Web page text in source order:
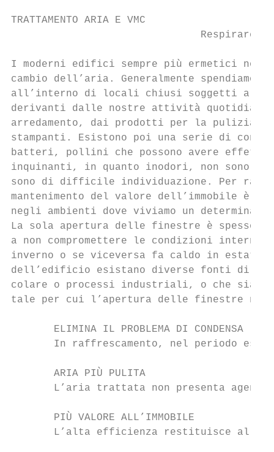
TRATTAMENTO ARIA E VMC
Respirare
I moderni edifici sempre più ermetici
cambio dell’aria. Generalmente
all’interno di locali chiusi soggetti a
derivanti dalle nostre attività
arredamento, dai prodotti per la
stampanti. Esistono poi una serie di
batteri, pollini che possono avere effetti
inquinanti, in quanto inodori, non sono
sono di difficile individuazione. Per
mantenimento del valore dell’immobile
negli ambienti dove viviamo un
La sola apertura delle finestre è
a non compromettere le condizioni
inverno o se viceversa fa caldo in
dell’edificio esistano diverse fonti di
colare o processi industriali, o che sia
tale per cui l’apertura delle finestre
ELIMINA IL PROBLEMA DI CONDENSA
In raffrescamento, nel periodo
ARIA PIÙ PULITA
L’aria trattata non presenta
PIÙ VALORE ALL’IMMOBILE
L’alta efficienza restituisce